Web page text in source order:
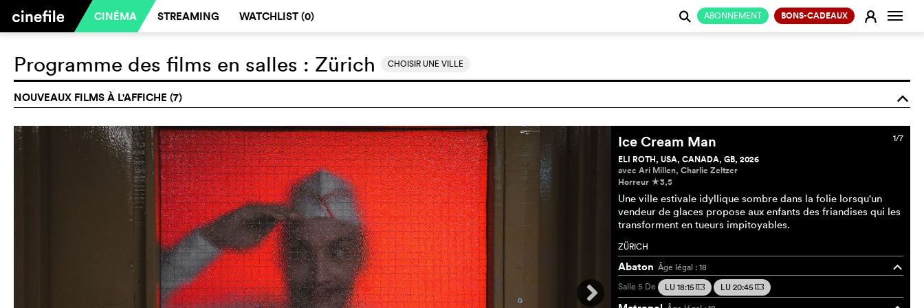
CINÉMA STREAMING WATCHLIST (0) ABONNEMENT BONS-CADEAUX E
j
Programme des films en salles : Zürich CHOISIR UNE VILLE
NOUVEAUX FILMS À L'AFFICHE (7) o
1/7
Ice Cream Man
ELI ROTH, USA, CANADA, GB, 2026
avec Ari Millen, Charlie Zeltzer
Horreur c3,5
Une ville estivale idyllique sombre dans la folie lorsqu'un
vendeur de glaces propose aux enfants des friandises qui les
transforment en tueurs impitoyables.
ZÜRICH
Abaton Âge légal : 18
o
Salle 5 De LU 18:15 m LU 20:45 m